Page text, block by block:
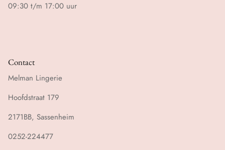
09:30 t/m 17:00 uur
Contact
Melman Lingerie
Hoofdstraat 179
2171BB, Sassenheim
0252-224477